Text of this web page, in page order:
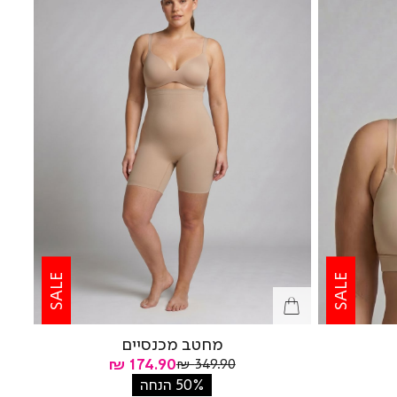
SALE
SALE
מחטב מכנסיים
מחיר
מוצר
174.90 ₪
מחיר
349.90 ₪
50% הנחה